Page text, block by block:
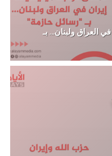
العراق ولبنان… بـ